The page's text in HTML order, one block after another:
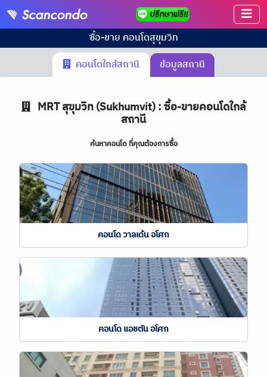
ซื้อ-ขาย คอนโดสุขุมวิท
คอนโดใกล้สถานี
ข้อมูลสถานี
MRTสุขุมวิท (Sukhumvit) : ซื้อ-ขายคอนโดใกล้
สถานี
ค้นหาคอนโด ที่คุณต้องการซื้อ
คอนโด วาลเด้น อโศก
คอนโด แอชตัน อโศก